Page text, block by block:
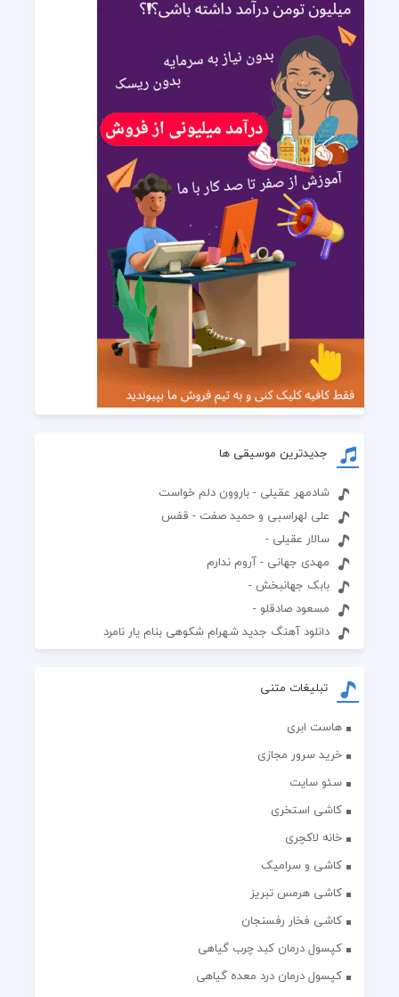
جدیدترین موسیقی ها
شادمهر عقیلی - باروون دلم خواست
علی لهراسبی و حمید صفت - قفس
سالار عقیلی -
مهدی جهانی - آروم ندارم
بابک جهانبخش -
مسعود صادقلو -
دانلود آهنگ جدید شهرام شکوهی بنام یار نامرد
تبلیغات متنی
هاست ابری
خرید سرور مجازی
سئو سایت
کاشی استخری
خانه لاکچری
کاشی و سرامیک
کاشی هرمس تبریز
کاشی فخار رفسنجان
کپسول درمان کبد چرب گیاهی
کپسول درمان درد معده گیاهی